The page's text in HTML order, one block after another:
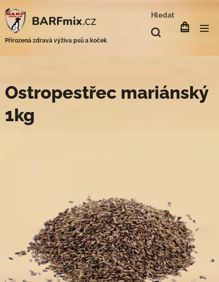
BARFmix.cz
Přirozená zdravá výživa psů a koček
Hledat
Ostropestřec mariánský
1kg